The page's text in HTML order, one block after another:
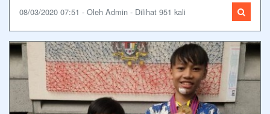
08/03/2020 07:51 - Oleh Admin - Dilihat 951 kali